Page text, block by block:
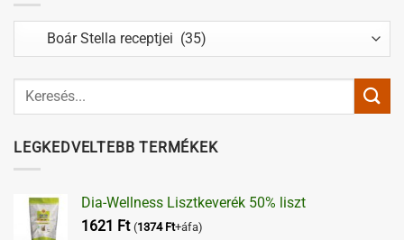
Kategóriák
LEGKEDVELTEBB TERMÉKEK
Dia-Wellness Lisztkeverék 50% liszt
1621 Ft (1374 Ft+áfa)